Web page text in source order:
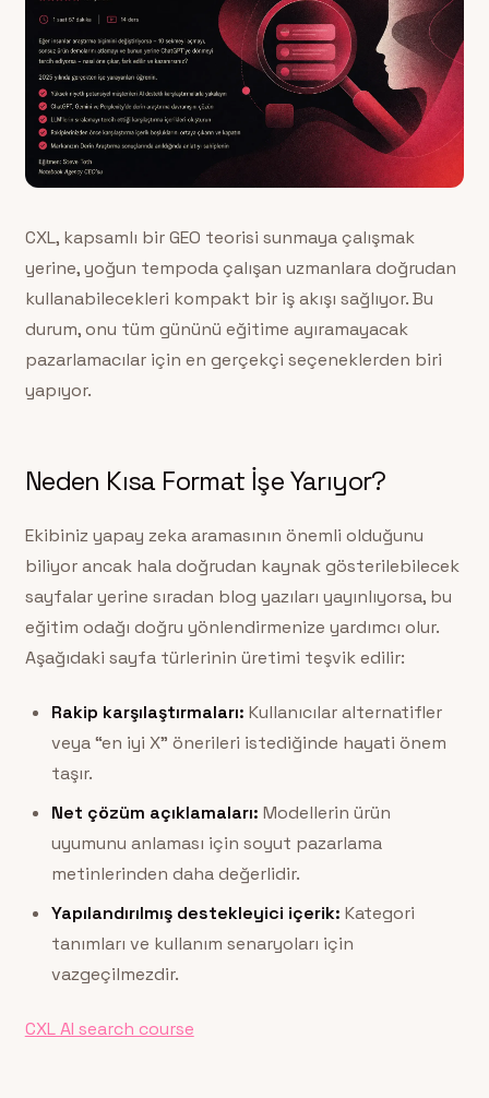
CXL, kapsamlı bir GEO teorisi sunmaya çalışmak
yerine, yoğun tempoda çalışan uzmanlara doğrudan
kullanabilecekleri kompakt bir iş akışı sağlıyor. Bu
durum, onu tüm gününü eğitime ayıramayacak
pazarlamacılar için en gerçekçi seçeneklerden biri
yapıyor.
Neden Kısa Format İşe Yarıyor?
Ekibiniz yapay zeka aramasının önemli olduğunu
biliyor ancak hala doğrudan kaynak gösterilebilecek
sayfalar yerine sıradan blog yazıları yayınlıyorsa, bu
eğitim odağı doğru yönlendirmenize yardımcı olur.
Aşağıdaki sayfa türlerinin üretimi teşvik edilir:
Rakip karşılaştırmaları: Kullanıcılar alternatifler
veya “en iyi X” önerileri istediğinde hayati önem
taşır.
Net çözüm açıklamaları: Modellerin ürün
uyumunu anlaması için soyut pazarlama
metinlerinden daha değerlidir.
Yapılandırılmış destekleyici içerik: Kategori
tanımları ve kullanım senaryoları için
vazgeçilmezdir.
CXL AI search course